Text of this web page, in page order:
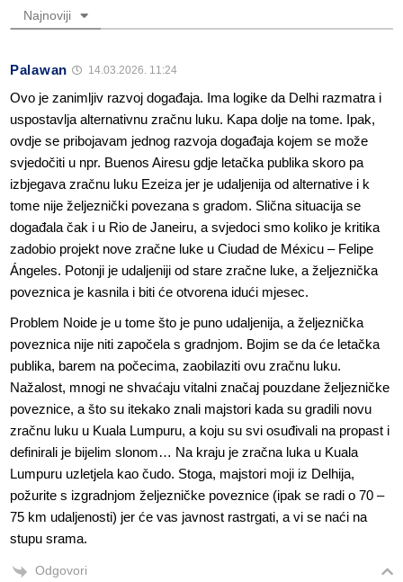
Najnoviji
Palawan 14.03.2026. 11:24
Ovo je zanimljiv razvoj događaja. Ima logike da Delhi razmatra i
uspostavlja alternativnu zračnu luku. Kapa dolje na tome. Ipak,
ovdje se pribojavam jednog razvoja događaja kojem se može
svjedočiti u npr. Buenos Airesu gdje letačka publika skoro pa
izbjegava zračnu luku Ezeiza jer je udaljenija od alternative i k
tome nije željeznički povezana s gradom. Slična situacija se
događala čak i u Rio de Janeiru, a svjedoci smo koliko je kritika
zadobio projekt nove zračne luke u Ciudad de Méxicu – Felipe
Ángeles. Potonji je udaljeniji od stare zračne luke, a željeznička
poveznica je kasnila i biti će otvorena idući mjesec.
Problem Noide je u tome što je puno udaljenija, a željeznička
poveznica nije niti započela s gradnjom. Bojim se da će letačka
publika, barem na počecima, zaobilaziti ovu zračnu luku.
Nažalost, mnogi ne shvaćaju vitalni značaj pouzdane željezničke
poveznice, a što su itekako znali majstori kada su gradili novu
zračnu luku u Kuala Lumpuru, a koju su svi osuđivali na propast i
definirali je bijelim slonom… Na kraju je zračna luka u Kuala
Lumpuru uzletjela kao čudo. Stoga, majstori moji iz Delhija,
požurite s izgradnjom željezničke poveznice (ipak se radi o 70 –
75 km udaljenosti) jer će vas javnost rastrgati, a vi se naći na
stupu srama.
Odgovori